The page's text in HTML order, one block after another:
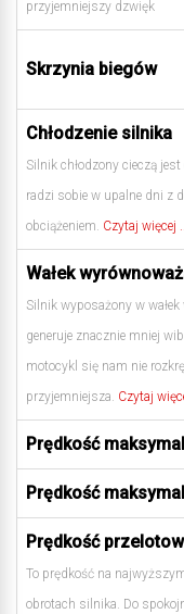
przyjemniejszy dzwięk
Skrzynia biegów
Chłodzenie silnika
Silnik chłodzony cieczą
radzi sobie w upalne dni z
obciążeniem. Czytaj więcej
Wałek
Silnik wyposażony w
generuje znacznie mniej
motocykl się nam nie
przyjemniejsza. Czytaj
Prędkość
Prędkość
Prędkość
To prędkość na
obrotach silnika. Do